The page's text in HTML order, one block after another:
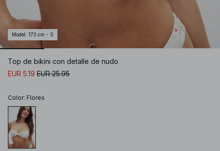
Model : 173 cm - S
Top de bikini con detalle de nudo
EUR 5.19 EUR 25.95
Color: Flores